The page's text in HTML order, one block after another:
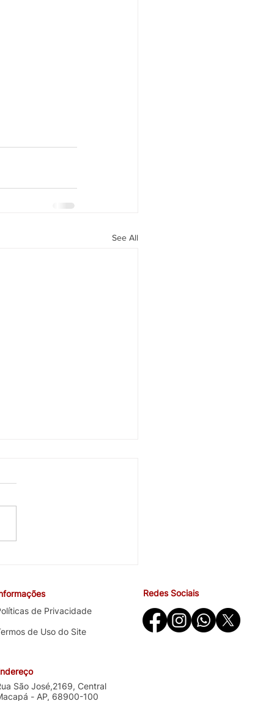
See All
Santander
de Privacidade
de Uso do Site
Redes Sociais
São José,2169, Central
- AP, 68900-100